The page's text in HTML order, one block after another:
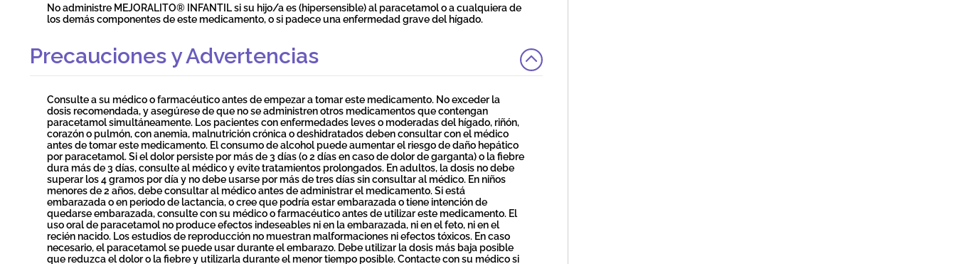
No administre MEJORALITO® INFANTIL si su hijo/a es (hipersensible) al paracetamol o a cualquiera de
los demás componentes de este medicamento, o si padece una enfermedad grave del hígado.
Precauciones y Advertencias
Consulte a su médico o farmacéutico antes de empezar a tomar este medicamento. No exceder la
dosis recomendada, y asegúrese de que no se administren otros medicamentos que contengan
paracetamol simultáneamente. Los pacientes con enfermedades leves o moderadas del hígado, riñón,
corazón o pulmón, con anemia, malnutrición crónica o deshidratados deben consultar con el médico
antes de tomar este medicamento. El consumo de alcohol puede aumentar el riesgo de daño hepático
por paracetamol. Si el dolor persiste por más de 3 días (o 2 días en caso de dolor de garganta) o la fiebre
dura más de 3 días, consulte al médico y evite tratamientos prolongados. En adultos, la dosis no debe
superar los 4 gramos por día y no debe usarse por más de tres días sin consultar al médico. En niños
menores de 2 años, debe consultar al médico antes de administrar el medicamento. Si está
embarazada o en periodo de lactancia, o cree que podría estar embarazada o tiene intención de
quedarse embarazada, consulte con su médico o farmacéutico antes de utilizar este medicamento. El
uso oral de paracetamol no produce efectos indeseables ni en la embarazada, ni en el feto, ni en el
recién nacido. Los estudios de reproducción no muestran malformaciones ni efectos tóxicos. En caso
necesario, el paracetamol se puede usar durante el embarazo. Debe utilizar la dosis más baja posible
que reduzca el dolor o la fiebre y utilizarla durante el menor tiempo posible. Contacte con su médico si